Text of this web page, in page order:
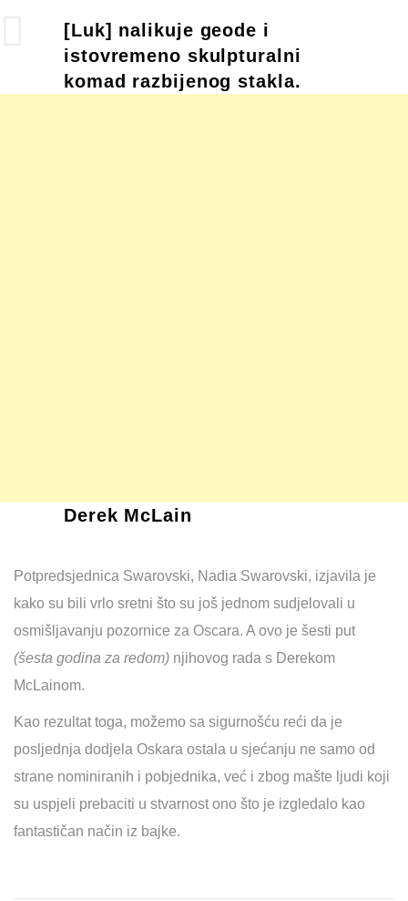
[Luk] nalikuje geode i
istovremeno skulpturalni
komad razbijenog stakla.
Derek McLain
Potpredsjednica Swarovski, Nadia Swarovski, izjavila je
kako su bili vrlo sretni što su još jednom sudjelovali u
osmišljavanju pozornice za Oscara. A ovo je šesti put
(šesta godina za redom) njihovog rada s Derekom
McLainom.
Kao rezultat toga, možemo sa sigurnošću reći da je
posljednja dodjela Oskara ostala u sjećanju ne samo od
strane nominiranih i pobjednika, već i zbog mašte ljudi koji
su uspjeli prebaciti u stvarnost ono što je izgledalo kao
fantastičan način iz bajke.